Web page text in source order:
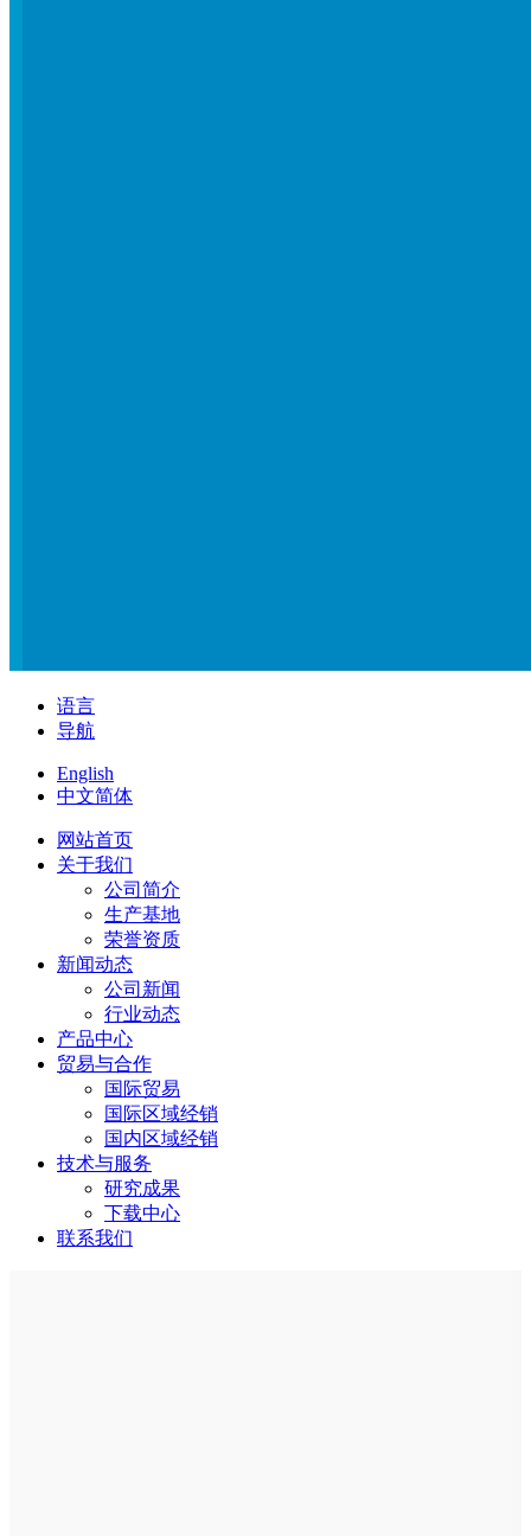
语言
导航
English
中文简体
网站首页
关于我们
公司简介
生产基地
荣誉资质
新闻动态
公司新闻
行业动态
产品中心
贸易与合作
国际贸易
国际区域经销
国内区域经销
技术与服务
研究成果
下载中心
联系我们